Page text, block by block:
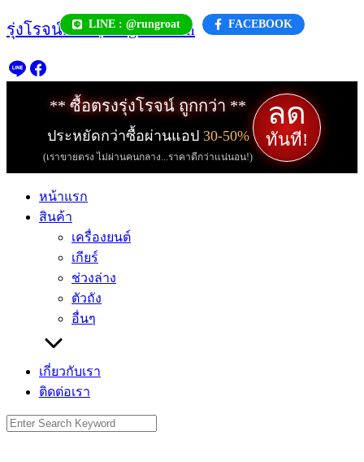
Skip
to
LINE : @rungroat FACEBOOK
รุ่งโรจน์.com | rungroat.com
** ซื้อตรงรุ่งโรจน์ ถูกกว่า **
ประหยัดกว่าซื้อผ่านแอป 30-50%
(เราขายตรง ไม่ผ่านคนกลาง...ราคาดีกว่าแน่นอน!)
ลด
ทันที!
หน้าแรก
สินค้า
เครื่องยนต์
เกียร์
ช่วงล่าง
ตัวถัง
อื่นๆ
เกี่ยวกับเรา
ติดต่อเรา
Search
for: